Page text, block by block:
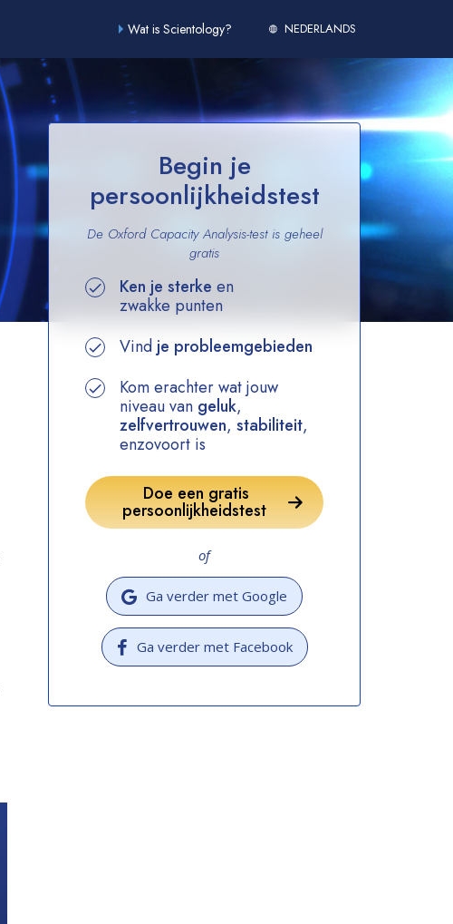
Wat is Scientology? NEDERLANDS
Begin je
persoonlijkheidstest
De Oxford Capacity Analysis-test is geheel
gratis
Ken je sterke en
zwakke punten
Vindje probleemgebieden
Kom erachter wat jouw
niveau van geluk,
zelfvertrouwen, stabiliteit,
enzovoort is
Doe een gratis
persoonlijkheidstest
of
Ga verder met Google
Ga verder met Facebook